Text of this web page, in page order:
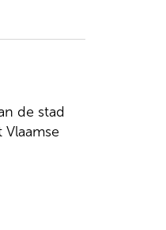
de stad